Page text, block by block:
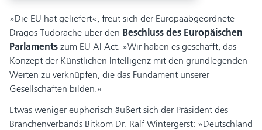
»Die EU hat geliefert«, freut sich der Europaabgeordnete
Dragos Tudorache über den Beschluss des Europäischen
Parlaments zum EU AI Act. »Wir haben es geschafft, das
Konzept der Künstlichen Intelligenz mit den grundlegenden
Werten zu verknüpfen, die das Fundament unserer
Gesellschaften bilden.«
Etwas weniger euphorisch äußert sich der Präsident des
Branchenverbands Bitkom Dr. Ralf Wintergerst: »Deutschland